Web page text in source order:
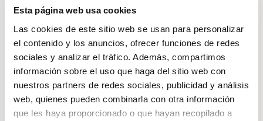
Esta página web usa cookies
Las cookies de este sitio web se usan para personalizar
el contenido y los anuncios, ofrecer funciones de redes
sociales y analizar el tráfico. Además, compartimos
información sobre el uso que haga del sitio web con
nuestros partners de redes sociales, publicidad y análisis
web, quienes pueden combinarla con otra información
que les haya proporcionado o que hayan recopilado a
El estancamiento puede estar
relacionado con bloqueos
emocionales o energéticos. El
Reiki ayuda a: